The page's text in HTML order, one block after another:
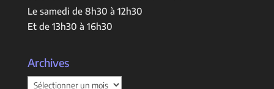
Le samedi de 8h30 à 12h30
Et de 13h30 à 16h30
Archives
Archives